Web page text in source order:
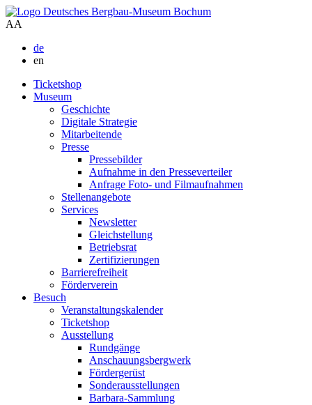
AA
de
en
Ticketshop
Museum
Geschichte
Digitale Strategie
Mitarbeitende
Presse
Pressebilder
Aufnahme in den Presseverteiler
Anfrage Foto- und Filmaufnahmen
Stellenangebote
Services
Newsletter
Gleichstellung
Betriebsrat
Zertifizierungen
Barrierefreiheit
Förderverein
Besuch
Veranstaltungskalender
Ticketshop
Ausstellung
Rundgänge
Anschauungsbergwerk
Fördergerüst
Sonderausstellungen
Barbara-Sammlung